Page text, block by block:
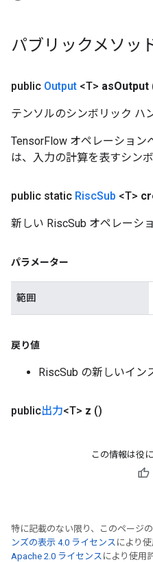
パブリックメソッ
public Output <T> asOutput
テンソルのシンボリック ハ
TensorFlow オペレーション
は、入力の計算を表すシン
public static RiscSub <T>
新しい RiscSub オペレーシ
パラメーター
範囲
戻り値
RiscSub の新しいイン
public出力<T> z ()
この情報は役
特に記載のない限り、このページ
ンズの表示 4.0 ライセンス により
Apache 2.0 ライセンス により使用